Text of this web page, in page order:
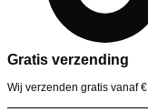
Gratis verzending
Wij verzenden gratis vanaf